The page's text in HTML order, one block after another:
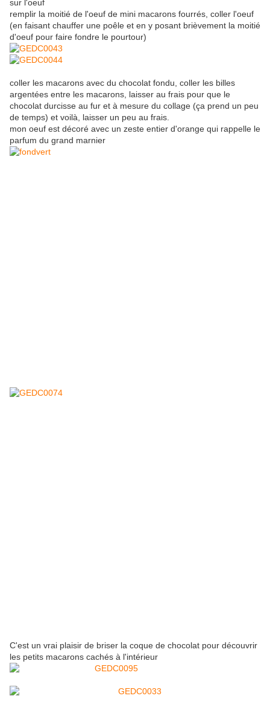
sur l'oeuf
remplir la moitié de l'oeuf de mini macarons fourrés, coller l'oeuf
(en faisant chauffer une poêle et en y posant brièvement la moitié
d'oeuf pour faire fondre le pourtour)
coller les macarons avec du chocolat fondu, coller les billes
argentées entre les macarons, laisser au frais pour que le
chocolat durcisse au fur et à mesure du collage (ça prend un peu
de temps) et voilà, laisser un peu au frais.
mon oeuf est décoré avec un zeste entier d'orange qui rappelle le
parfum du grand marnier
C'est un vrai plaisir de briser la coque de chocolat pour découvrir
les petits macarons cachés à l'intérieur